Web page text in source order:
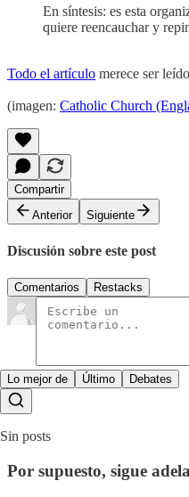
En síntesis: es esta
quiere reencauchar y
Todo el artículo merece ser
(imagen: Catholic Church
Compartir
Anterior
Siguiente
Discusión sobre este post
Comentarios Restacks
Lo mejor de Último Debates
Sin posts
Por supuesto, sigue